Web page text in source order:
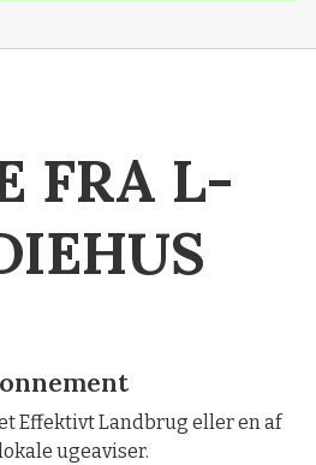
FRA L-
Effektivt Landbrug eller en af
ugeaviser.